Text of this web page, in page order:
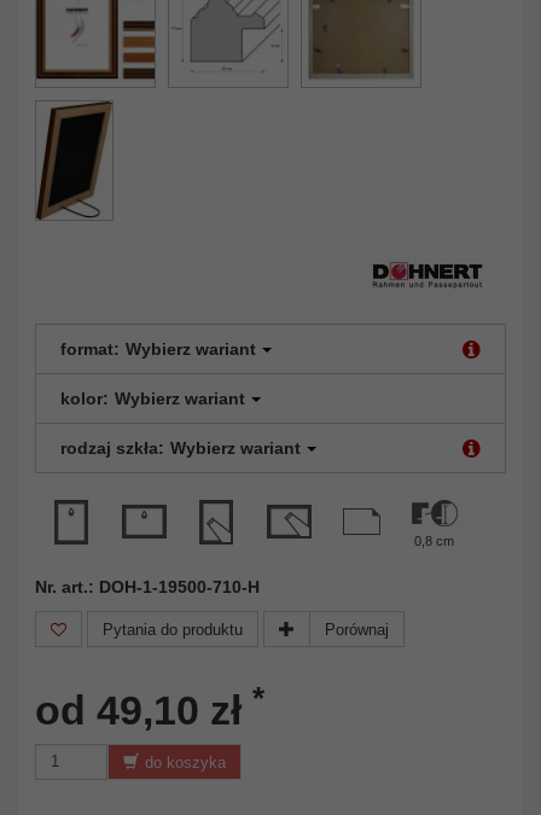
format: Wybierz wariant
kolor: Wybierz wariant
rodzaj szkła: Wybierz wariant
0,8 cm
Nr. art.: DOH-1-19500-710-H
Pytania do produktu Porównaj
od 49,10 zł *
do koszyka